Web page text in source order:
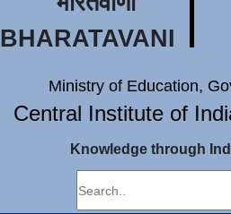
BHARATAVANI
Ministry of Education,
Central Institute of
Knowledge through